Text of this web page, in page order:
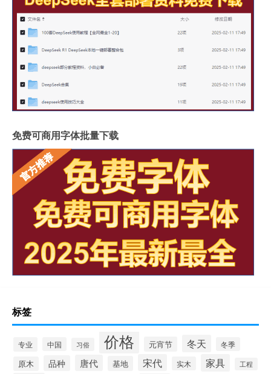
免费可商用字体批量下载
标签
专业 中国 习俗 价格 元宵节 冬天 冬季
原木 品种 唐代 基地 宋代 实木 家具 工程